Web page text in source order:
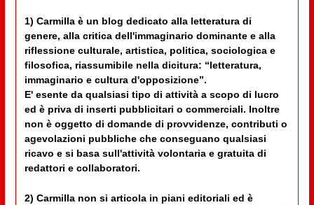
1) Carmilla è un blog dedicato alla letteratura di
genere, alla critica dell'immaginario dominante e alla
riflessione culturale, artistica, politica, sociologica e
filosofica, riassumibile nella dicitura: “letteratura,
immaginario e cultura d'opposizione”.
E' esente da qualsiasi tipo di attività a scopo di lucro
ed è priva di inserti pubblicitari o commerciali. Inoltre
non è oggetto di domande di provvidenze, contributi o
agevolazioni pubbliche che conseguano qualsiasi
ricavo e si basa sull'attività volontaria e gratuita di
redattori e collaboratori.
2) Carmilla non si articola in piani editoriali ed è